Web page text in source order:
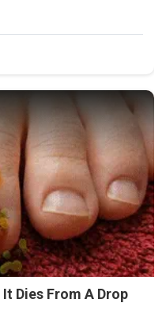
Dies From A Drop